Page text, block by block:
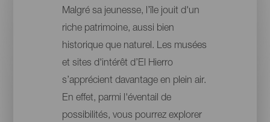
Malgré sa jeunesse, l’île jouit d'un
riche patrimoine, aussi bien
historique que naturel. Les musées
et sites d'intérêt d’El Hierro
s’apprécient davantage en plein air.
En effet, parmi l'éventail de
possibilités, vous pourrez explorer